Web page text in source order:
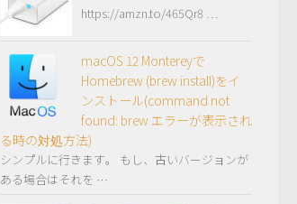
https://amzn.to/465Qr8 …
macOS 12 Montereyで
Homebrew (brew install)をイ
ンストール(command not
found: brew エラーが表示され
る時の対処方法)
シンプルに行きます。 もし、古いバージョンが
ある場合はそれを …